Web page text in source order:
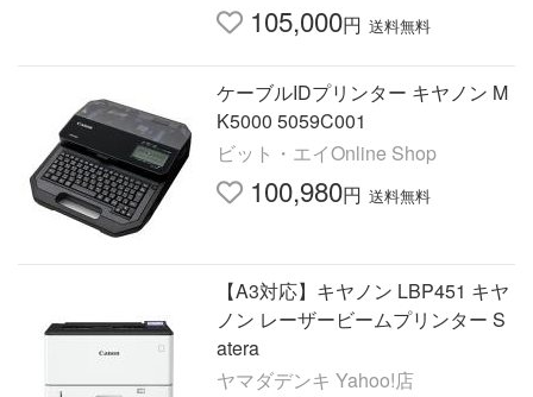
105,000円 送料無料
ケーブルIDプリンター キヤノン M
K5000 5059C001
ビット・エイOnline Shop
100,980円 送料無料
【A3対応】キヤノン LBP451 キヤ
ノン レーザービームプリンター S
atera
ヤマダデンキ Yahoo!店